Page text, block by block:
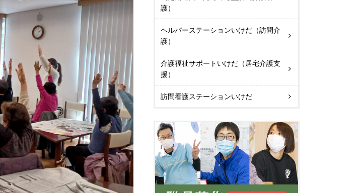
護）
ヘルパーステーションいけだ（訪問介
護）
介護福祉サポートいけだ（居宅介護支
援）
訪問看護ステーションいけだ